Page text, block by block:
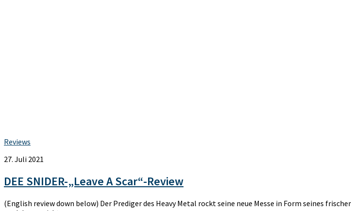
Reviews
27. Juli 2021
DEE SNIDER-„Leave A Scar“-Review
(English review down below) Der Prediger des Heavy Metal rockt seine neue Messe in Form seines